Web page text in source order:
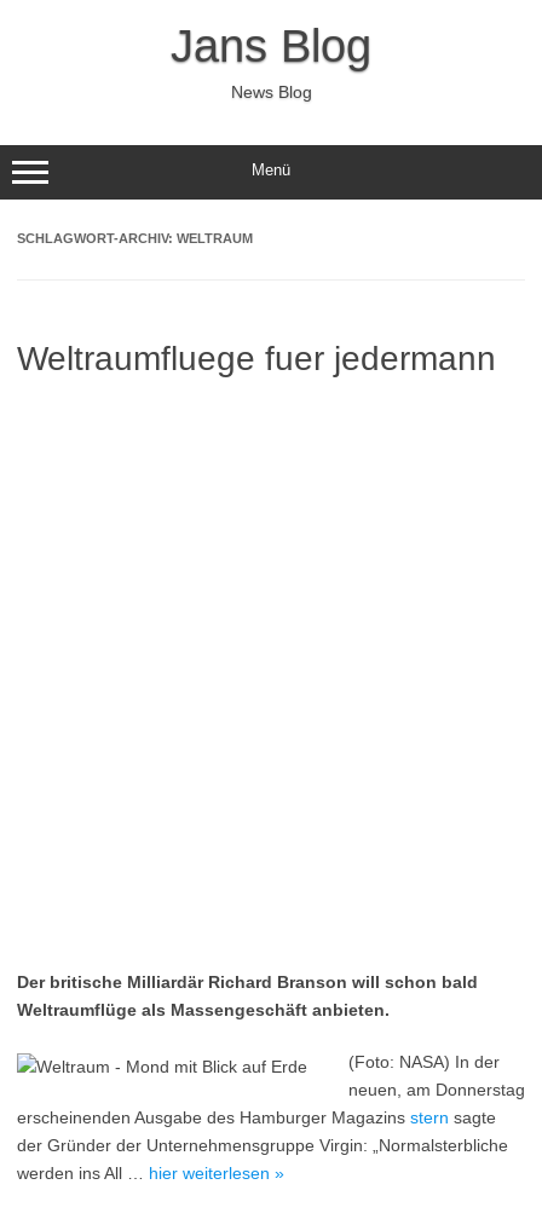
Jans Blog
News Blog
Menü
SCHLAGWORT-ARCHIV: WELTRAUM
Weltraumfluege fuer jedermann
Der britische Milliardär Richard Branson will schon bald
Weltraumflüge als Massengeschäft anbieten.
(Foto: NASA) In der
neuen, am Donnerstag
erscheinenden Ausgabe des Hamburger Magazins stern sagte
der Gründer der Unternehmensgruppe Virgin: „Normalsterbliche
werden ins All … hier weiterlesen »